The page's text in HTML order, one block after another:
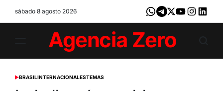
sábado 8 agosto 2026 Whatsapp
Telegram
X YoutubeInstagram
Zero
POSTED
BRASILINTERNACIONALESTEMAS